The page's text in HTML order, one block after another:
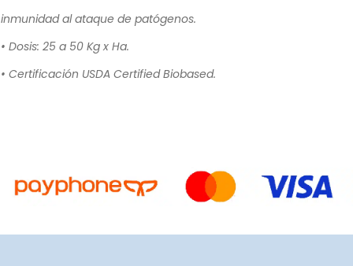
inmunidad al ataque de patógenos.
• Dosis: 25 a 50 Kg x Ha.
• Certificación USDA Certified Biobased.